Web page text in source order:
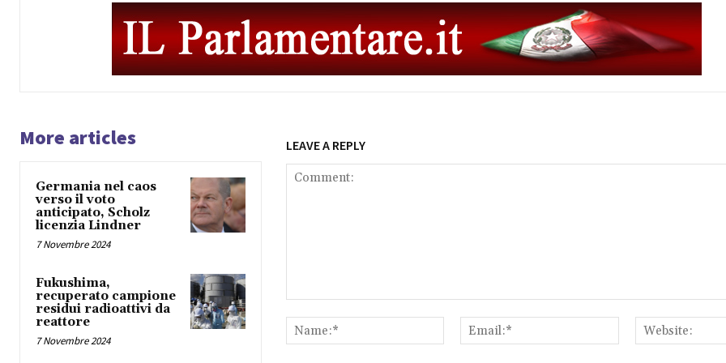
More articles
Germania nel caos
verso il voto
anticipato, Scholz
licenzia Lindner
7 Novembre 2024
Fukushima,
recuperato campione
residui radioattivi da
reattore
7 Novembre 2024
LEAVE A REPLY
Name:*
Email:*